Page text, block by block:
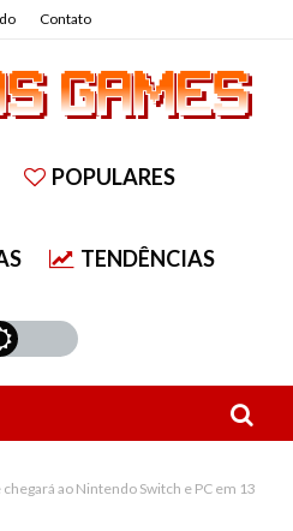
Contato
POPULARES
TENDÊNCIAS
ao Nintendo Switch e PC em 13